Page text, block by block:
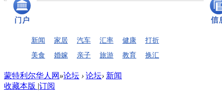
新闻 家居 汽车 汇率 健康
打折
美食
婚嫁 亲子 旅游 教育 换汇
蒙特利尔华人网 »论坛 › 论坛› 新闻
收藏本版 |订阅